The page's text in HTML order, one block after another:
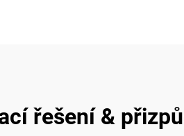
řešení &